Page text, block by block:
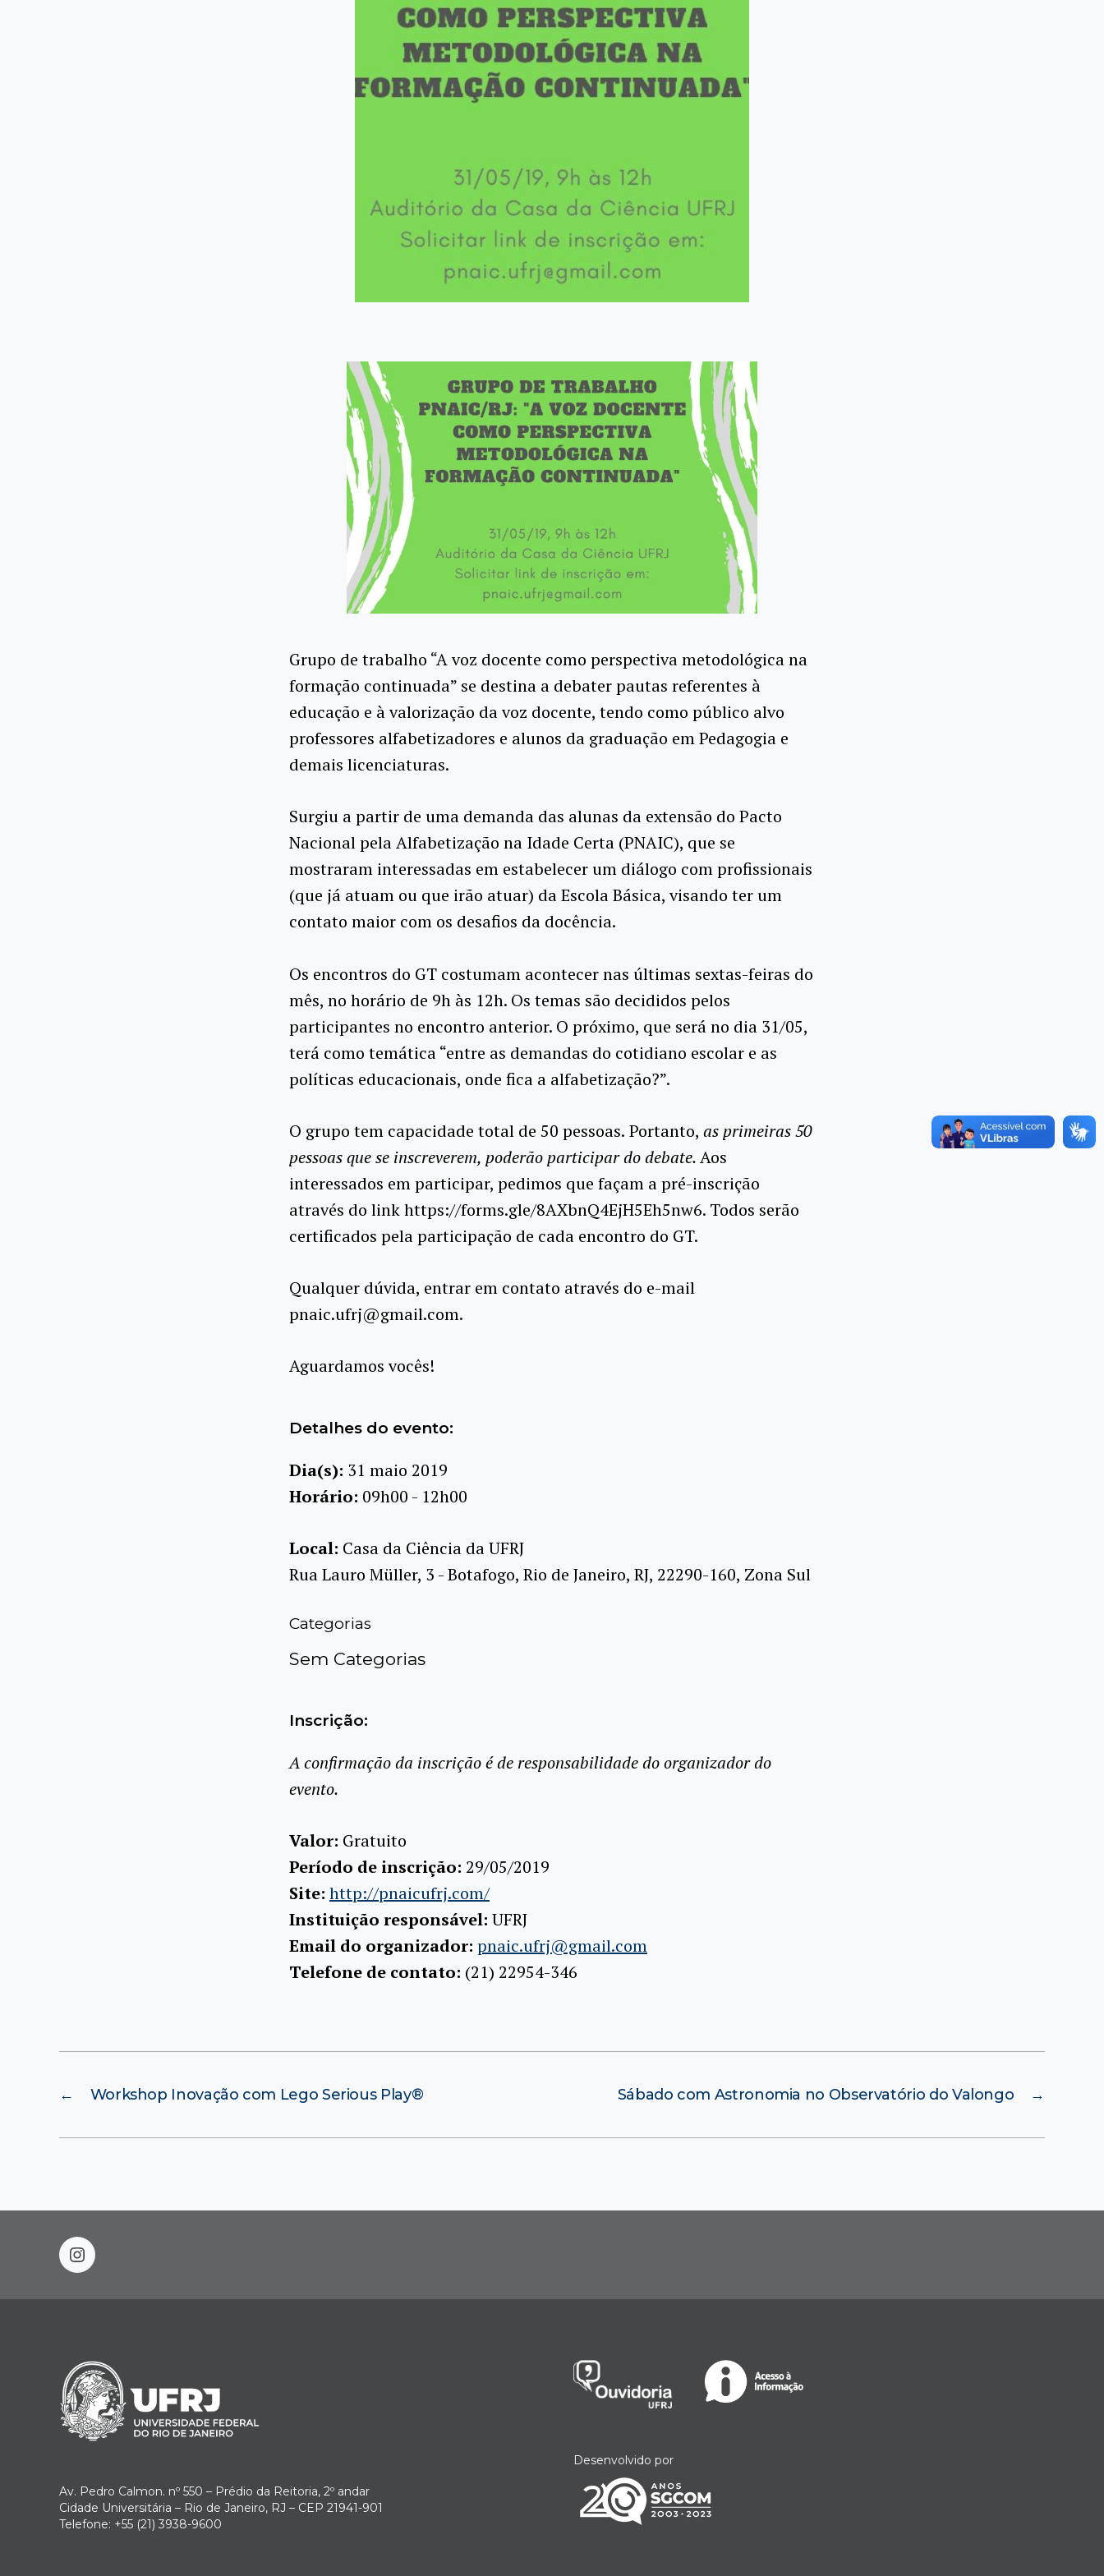
Grupo de trabalho “A voz docente como perspectiva metodológica na
formação continuada” se destina a debater pautas referentes à
educação e à valorização da voz docente, tendo como público alvo
professores alfabetizadores e alunos da graduação em Pedagogia e
demais licenciaturas.
Surgiu a partir de uma demanda das alunas da extensão do Pacto
Nacional pela Alfabetização na Idade Certa (PNAIC), que se
mostraram interessadas em estabelecer um diálogo com profissionais
(que já atuam ou que irão atuar) da Escola Básica, visando ter um
contato maior com os desafios da docência.
Os encontros do GT costumam acontecer nas últimas sextas-feiras do
mês, no horário de 9h às 12h. Os temas são decididos pelos
participantes no encontro anterior. O próximo, que será no dia 31/05,
terá como temática “entre as demandas do cotidiano escolar e as
políticas educacionais, onde fica a alfabetização?”.
O grupo tem capacidade total de 50 pessoas. Portanto, as primeiras 50
pessoas que se inscreverem, poderão participar do debate.Aos
interessados em participar, pedimos que façam a pré-inscrição
através do link https://forms.gle/8AXbnQ4EjH5Eh5nw6. Todos serão
certificados pela participação de cada encontro do GT.
Qualquer dúvida, entrar em contato através do e-mail
pnaic.ufrj@gmail.com.
Aguardamos vocês!
Detalhes do evento:
Dia(s): 31 maio 2019
Horário: 09h00 - 12h00
Local: Casa da Ciência da UFRJ
Rua Lauro Müller, 3 - Botafogo, Rio de Janeiro, RJ, 22290-160, Zona Sul
Categorias
Sem Categorias
Inscrição:
A confirmação da inscrição é de responsabilidade do organizador do
evento.
Valor: Gratuito
Período de inscrição: 29/05/2019
Site: http://pnaicufrj.com/
Instituição responsável: UFRJ
Email do organizador: pnaic.ufrj@gmail.com
Telefone de contato: (21) 22954-346
← Workshop Inovação com Lego Serious Play® →
Sábado com Astronomia no Observatório do Valongo
instagram
Av. Pedro Calmon. nº 550 – Prédio da Reitoria, 2º andar
Cidade Universitária – Rio de Janeiro, RJ – CEP 21941-901
Telefone: +55 (21) 3938-9600
Desenvolvido por